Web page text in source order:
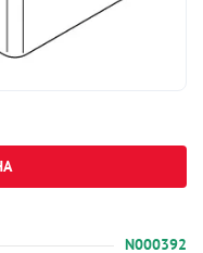
N000392